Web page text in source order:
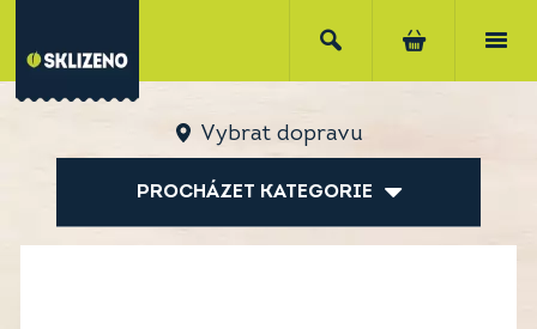
Vybrat dopravu
PROCHÁZET KATEGORIE